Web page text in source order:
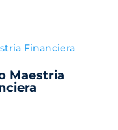
Maestria